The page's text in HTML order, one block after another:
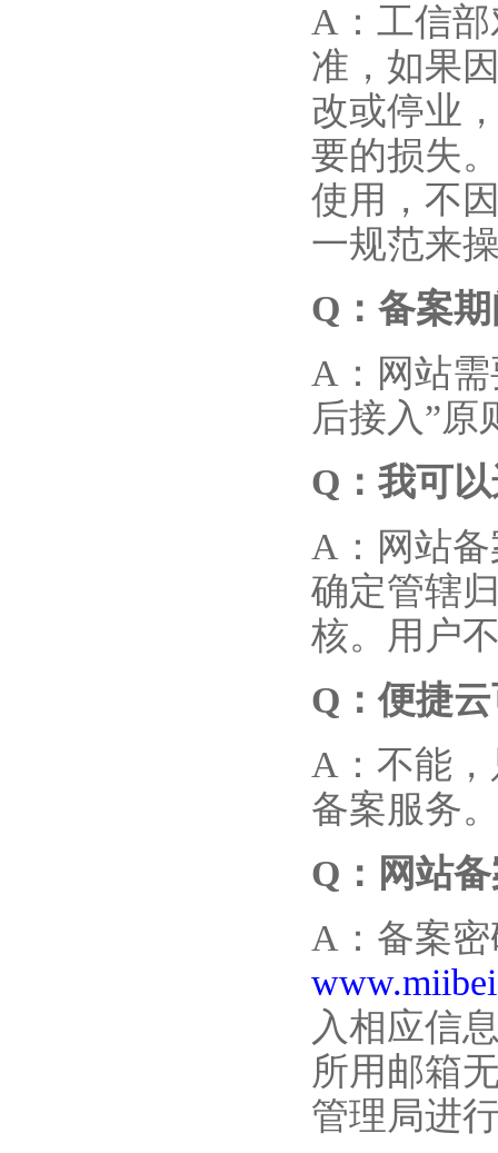
A：工信
准，如果
改或停业
要的损失
使用，不
一规范来
Q ：备案
A：网站
后接入”原
Q ：我可
A：网站
确定管辖
核。用户
Q ：便捷
A：不能
备案服务
Q ：网站
A：备案
入相应信
所用邮箱
管理局进